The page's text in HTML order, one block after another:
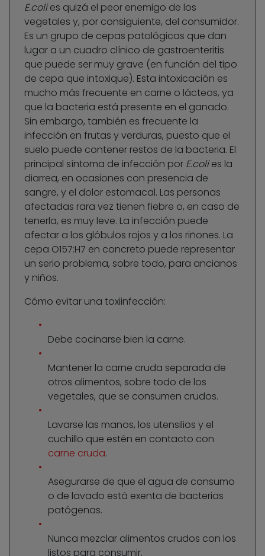
E.colies quizá el peor enemigo de los
vegetales y, por consiguiente, del consumidor.
Es un grupo de cepas patológicas que dan
lugar a un cuadro clínico de gastroenteritis
que puede ser muy grave (en función del tipo
de cepa que intoxique). Esta intoxicación es
mucho más frecuente en carne o lácteos, ya
que la bacteria está presente en el ganado.
Sin embargo, también es frecuente la
infección en frutas y verduras, puesto que el
suelo puede contener restos de la bacteria. El
principal síntoma de infección por E.colies la
diarrea, en ocasiones con presencia de
sangre, y el dolor estomacal. Las personas
afectadas rara vez tienen fiebre o, en caso de
tenerla, es muy leve. La infección puede
afectar a los glóbulos rojos y a los riñones. La
cepa O157:H7 en concreto puede representar
un serio problema, sobre todo, para ancianos
y niños.
Cómo evitar una toxiinfección:
Debe cocinarse bien la carne.
Mantener la carne cruda separada de
otros alimentos, sobre todo de los
vegetales, que se consumen crudos.
Lavarse las manos, los utensilios y el
cuchillo que estén en contacto con
carne cruda.
Asegurarse de que el agua de consumo
o de lavado está exenta de bacterias
patógenas.
Nunca mezclar alimentos crudos con los
listos para consumir.